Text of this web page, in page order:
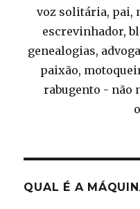
voz solitária, pai,
escrevinhador,
genealogias,
paixão,
rabugento - não
QUAL É A